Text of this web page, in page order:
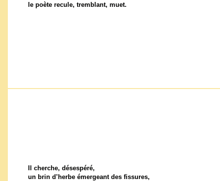
le poète recule, tremblant, muet.
Il cherche, désespéré,
un brin d’herbe émergeant des fissures,